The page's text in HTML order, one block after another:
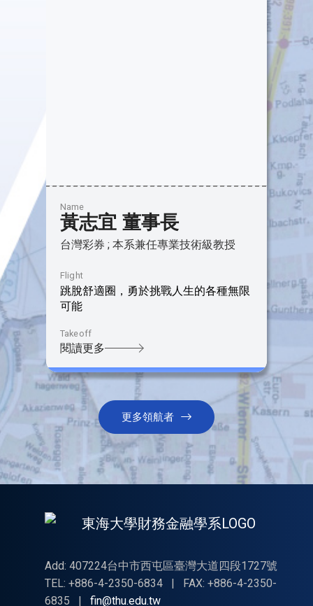
Name
黃志宜 董事長
台灣彩券 ; 本系兼任專業技術級教授
Flight
跳脫舒適圈，勇於挑戰人生的各種無限
可能
Takeoff
閱讀更多
更多領航者
Add: 407224台中市西屯區臺灣大道四段1727號
TEL: +886-4-2350-6834
|
FAX: +886-4-2350-
6835
| fin@thu.edu.tw